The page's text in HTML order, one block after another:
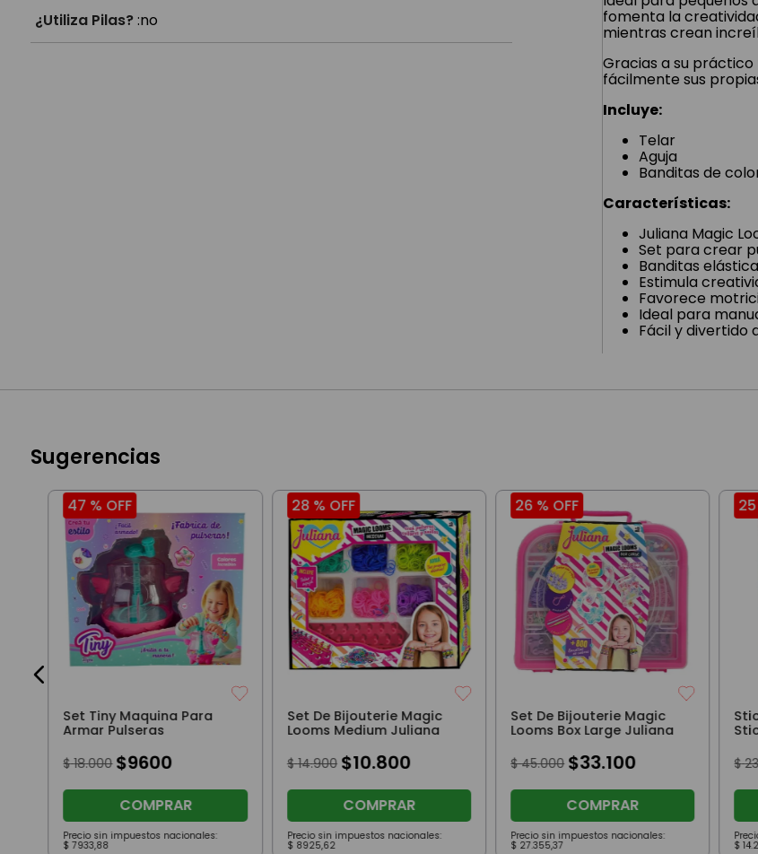
¿Utiliza Pilas?:no fomenta la
mientras crean
Gracias a su
fácilmente sus
Incluye:
Telar
Aguja
Banditas de
Características:
Juliana Magic
Set para crear
Banditas
Estimula
Favorece
Ideal para
Fácil y divertido
Sugerencias
47 % OFF
Set Tiny Maquina Para
Armar Pulseras
$ 18.000 $9600
COMPRAR
Precio sin impuestos nacionales:
$ 7933,88
28 %OFF
Set De Bijouterie Magic
Looms Medium Juliana
$ 14.900 $10.800
COMPRAR
Precio sin impuestos nacionales:
$ 8925,62
26 % OFF
Set De Bijouterie Magic
Looms Box Large Juliana
$ 45.000 $33.100
COMPRAR
Precio sin impuestos nacionales:
$ 27.355,37
$
$ 14.